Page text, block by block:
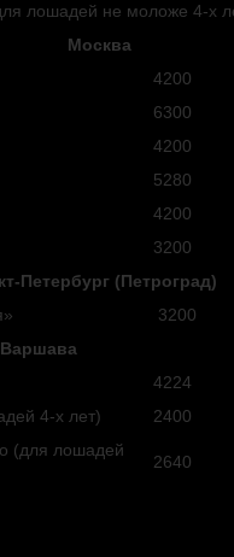
не моложе 4-х
Москва
4200
6300
4200
5280
4200
3200
Петербург (Петроград)
3200
4224
4-х лет)
2400
(для лошадей
2640